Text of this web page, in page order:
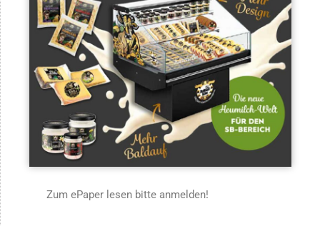
Zum ePaper lesen bitte anmelden!